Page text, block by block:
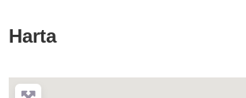
Harta